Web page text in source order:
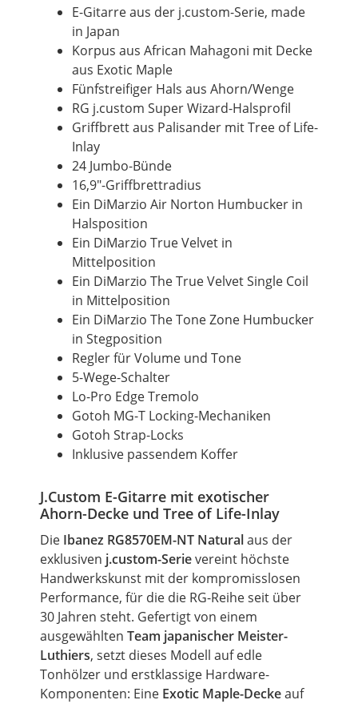
E-Gitarre aus der j.custom-Serie, made
in Japan
Korpus aus African Mahagoni mit Decke
aus Exotic Maple
Fünfstreifiger Hals aus Ahorn/Wenge
RG j.custom Super Wizard-Halsprofil
Griffbrett aus Palisander mit Tree ofLife-
Inlay
24 Jumbo-Bünde
16,9"-Griffbrettradius
Ein DiMarzio Air Norton Humbucker in
Halsposition
Ein DiMarzio TrueVelvet in
Mittelposition
Ein DiMarzio The TrueVelvetSingle Coil
in Mittelposition
Ein DiMarzio TheToneZone Humbucker
in Stegposition
Regler fürVolume und Tone
5-Wege-Schalter
Lo-Pro Edge Tremolo
Gotoh MG-T Locking-Mechaniken
Gotoh Strap-Locks
Inklusive passendem Koffer
J.Custom E-Gitarre mit exotischer
Ahorn-Decke und Tree ofLife-Inlay
Die Ibanez RG8570EM-NT Naturalaus der
exklusiven j.custom-Serievereint höchste
Handwerkskunst mit der kompromisslosen
Performance, für die die RG-Reihe seit über
30 Jahren steht. Gefertigt von einem
ausgewählten Team japanischer Meister-
Luthiers, setzt dieses Modell auf edle
Tonhölzer und erstklassige Hardware-
Komponenten: Eine Exotic Maple-Deckeauf